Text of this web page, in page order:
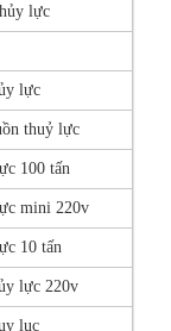
lực
lực
thuỷ lực
100 tấn
mini 220v
10 tấn
lực 220v
luc